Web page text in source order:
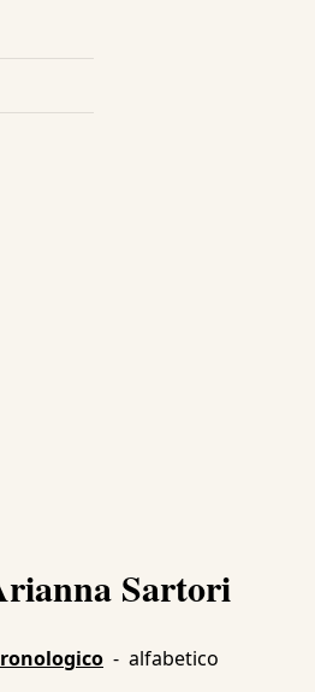
Sartori
- alfabetico